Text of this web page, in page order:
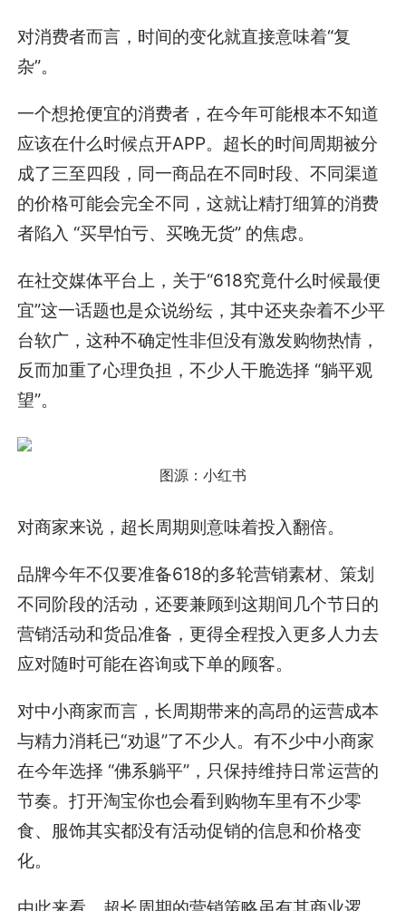
对消费者而言，时间的变化就直接意味着“复
杂”。
一个想抢便宜的消费者，在今年可能根本不知道
应该在什么时候点开APP。超长的时间周期被分
成了三至四段，同一商品在不同时段、不同渠道
的价格可能会完全不同，这就让精打细算的消费
者陷入 “买早怕亏、买晚无货” 的焦虑。
在社交媒体平台上，关于“618究竟什么时候最便
宜”这一话题也是众说纷纭，其中还夹杂着不少平
台软广，这种不确定性非但没有激发购物热情，
反而加重了心理负担，不少人干脆选择 “躺平观
望”。
图源：小红书
对商家来说，超长周期则意味着投入翻倍。
品牌今年不仅要准备618的多轮营销素材、策划
不同阶段的活动，还要兼顾到这期间几个节日的
营销活动和货品准备，更得全程投入更多人力去
应对随时可能在咨询或下单的顾客。
对中小商家而言，长周期带来的高昂的运营成本
与精力消耗已“劝退”了不少人。有不少中小商家
在今年选择 “佛系躺平”，只保持维持日常运营的
节奏。打开淘宝你也会看到购物车里有不少零
食、服饰其实都没有活动促销的信息和价格变
化。